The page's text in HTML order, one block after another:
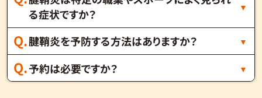
る症状ですか？
腱鞘炎を予防する方法はありますか？
予約は必要ですか？